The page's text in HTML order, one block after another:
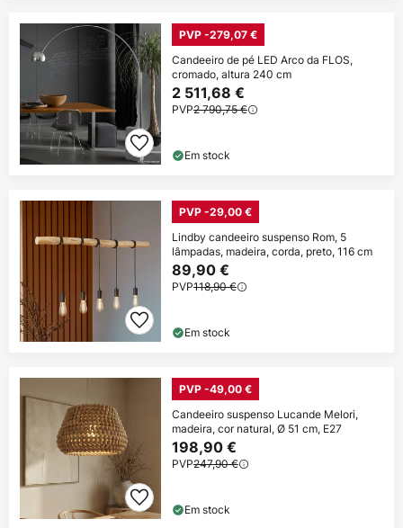
PVP -279,07 €
Candeeiro de pé LED Arco da FLOS,
cromado, altura 240 cm
2 511,68 €
PVP2 790,75 €
Em stock
PVP -29,00 €
Lindby candeeiro suspenso Rom, 5
lâmpadas, madeira, corda, preto, 116 cm
89,90 €
PVP118,90 €
Em stock
PVP -49,00 €
Candeeiro suspenso Lucande Melori,
madeira, cor natural, Ø 51 cm, E27
198,90 €
PVP247,90 €
Em stock